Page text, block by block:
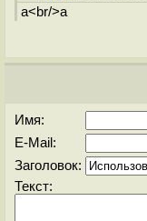
a<br/>a
Имя:
E-Mail:
Заголовок:
Текст: